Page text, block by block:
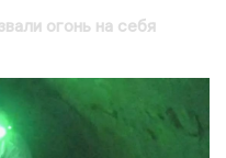
огонь на себя